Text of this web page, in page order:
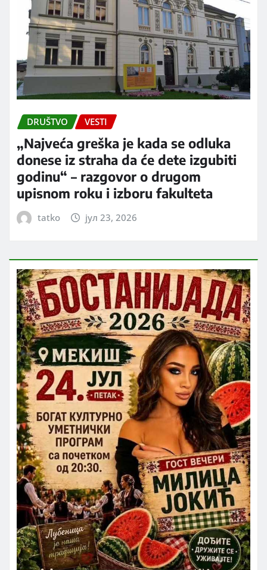
DRUŠTVO VESTI
„Najveća greška je kada se odluka
donese iz straha da će dete izgubiti
godinu“ – razgovor o drugom
upisnom roku i izboru fakulteta
tatko јул 23, 2026